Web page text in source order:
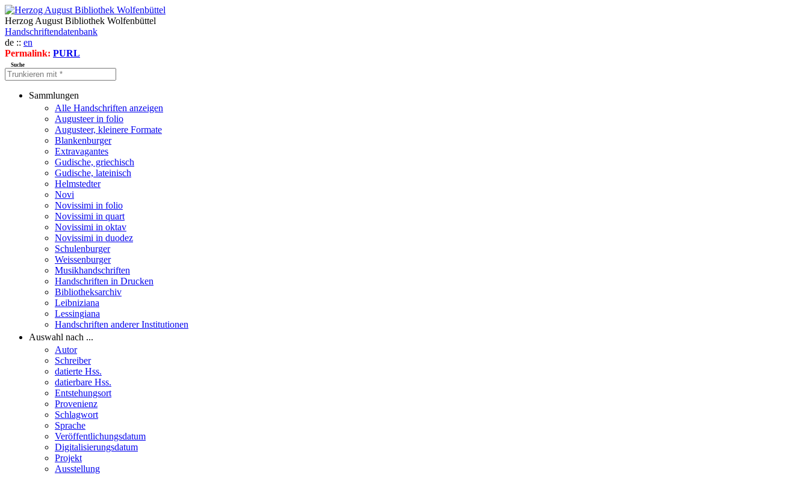
Herzog August Bibliothek Wolfenbüttel
Handschriftendatenbank
de :: en
Permalink: PURL
Suche
Sammlungen
Alle Handschriften anzeigen
Augusteer in folio
Augusteer, kleinere Formate
Blankenburger
Extravagantes
Gudische, griechisch
Gudische, lateinisch
Helmstedter
Novi
Novissimi in folio
Novissimi in quart
Novissimi in oktav
Novissimi in duodez
Schulenburger
Weissenburger
Musikhandschriften
Handschriften in Drucken
Bibliotheksarchiv
Leibniziana
Lessingiana
Handschriften anderer Institutionen
Auswahl nach ...
Autor
Schreiber
datierte Hss.
datierbare Hss.
Entstehungsort
Provenienz
Schlagwort
Sprache
Veröffentlichungsdatum
Digitalisierungsdatum
Projekt
Ausstellung